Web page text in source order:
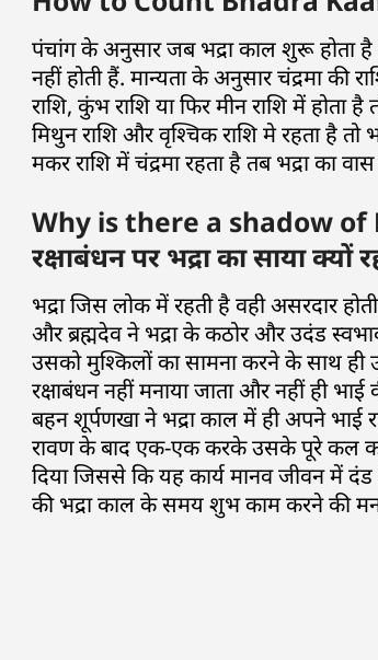
पंचांग के अनुसार जब भद्रा काल शुरू होता है
नहीं होती हैं. मान्यता के अनुसार चंद्रमा की
राशि, कुंभ राशि या फिर मीन राशि में होता है
मिथुन राशि और वृश्चिक राशि मे रहता है तो
मकर राशि में चंद्रमा रहता है तब भद्रा का
Why is there a shadow
रक्षाबंधन पर भद्रा का साया क्यों
भद्रा जिस लोक में रहती है वही असरदार
और ब्रह्मदेव ने भद्रा के कठोर और उदंड
उसको मुश्किलों का सामना करने के साथ ही
रक्षाबंधन नहीं मनाया जाता और नहीं ही
बहन शूर्पणखा ने भद्रा काल में ही अपने भाई
रावण के बाद एक-एक करके उसके पूरे कल का
दिया जिससे कि यह कार्य मानव जीवन में
की भद्रा काल के समय शुभ काम करने की